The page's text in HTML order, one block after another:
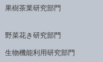
果樹茶業研究部門
野菜花き研究部門
生物機能利用研究部門